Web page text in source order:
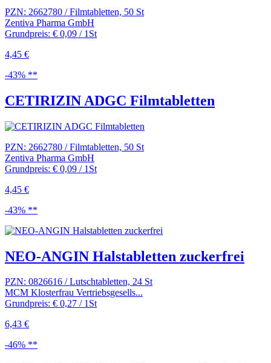
PZN: 2662780 / Filmtabletten, 50 St
Zentiva Pharma GmbH
Grundpreis: € 0,09 / 1St
4,45 €
-43% **
CETIRIZIN ADGC Filmtabletten
PZN: 2662780 / Filmtabletten, 50 St
Zentiva Pharma GmbH
Grundpreis: € 0,09 / 1St
4,45 €
-43% **
NEO-ANGIN Halstabletten zuckerfrei
PZN: 0826616 / Lutschtabletten, 24 St
MCM Klosterfrau Vertriebsgesells...
Grundpreis: € 0,27 / 1St
6,43 €
-46% **